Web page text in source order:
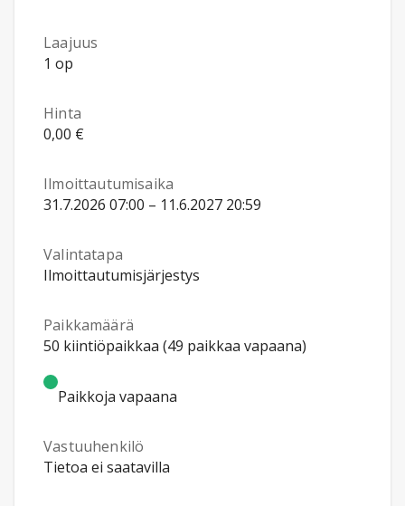
Laajuus
1 op
Hinta
0,00 €
Ilmoittautumisaika
31.7.2026 07:00 – 11.6.2027 20:59
Valintatapa
Ilmoittautumisjärjestys
Paikkamäärä
50 kiintiöpaikkaa (49 paikkaa vapaana)
Paikkoja vapaana
Vastuuhenkilö
Tietoa ei saatavilla